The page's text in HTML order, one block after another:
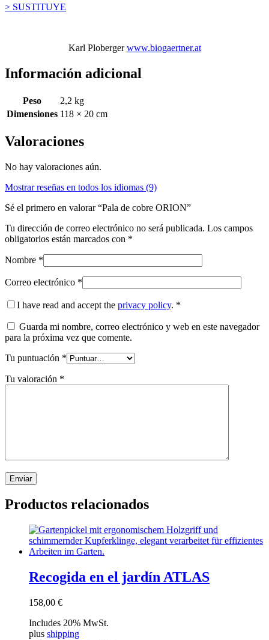
> SUSTITUYE
Karl Plobergerwww.biogaertner.at
Información adicional
Peso
2,2 kg
Dimensiones 118 × 20 cm
Valoraciones
No hay valoraciones aún.
Mostrar reseñas en todos los idiomas (9)
Sé el primero en valorar “Pala de cobre ORION”
Tu dirección de correo electrónico no será publicada. Los campos
obligatorios están marcados con *
Nombre *
Correo electrónico *
I have read and accept the privacy policy. *
Guarda mi nombre, correo electrónico y web en este navegador
para la próxima vez que comente.
Tu puntuación *
Tu valoración *
Productos relacionados
Recogida en el jardín ATLAS
158,00 €
Includes 20% MwSt.
plus shipping